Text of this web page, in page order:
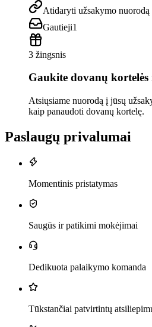
Atidaryti užsakymo nuorodą
Gautieji1
3 žingsnis
Gaukite dovanų
Atsiųsiame nuorodą į jūsų
kaip panaudoti dovanų kortelę.
Paslaugų privalumai
Momentinis pristatymas
Saugūs ir patikimi mokėjimai
Dedikuota palaikymo komanda
Tūkstančiai patvirtintų